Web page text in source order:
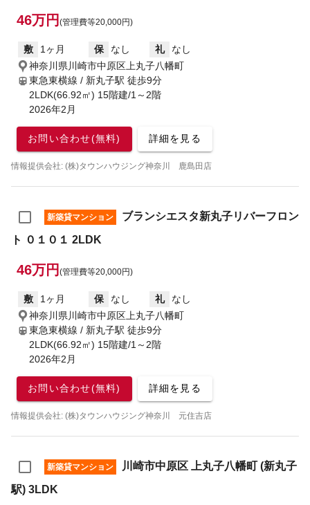
46万円 (管理費等20,000円)
敷 1ヶ月 保 なし 礼
なし
神奈川県川崎市中原区上丸子八幡町
東急東横線 / 新丸子駅 徒歩9分
2LDK(66.92㎡) 15階建/1～2階
2026年2月
お問い合わせ(無料) 詳細を見る
情報提供会社: (株)タウンハウジング神奈川 鹿島田店
新築貸マンション
ブランシエスタ新丸子リバーフロン
ト ０１０１ 2LDK
46万円 (管理費等20,000円)
敷 1ヶ月 保 なし 礼
なし
神奈川県川崎市中原区上丸子八幡町
東急東横線 / 新丸子駅 徒歩9分
2LDK(66.92㎡) 15階建/1～2階
2026年2月
お問い合わせ(無料) 詳細を見る
情報提供会社: (株)タウンハウジング神奈川 元住吉店
新築貸マンション
川崎市中原区 上丸子八幡町 (新丸子
駅) 3LDK